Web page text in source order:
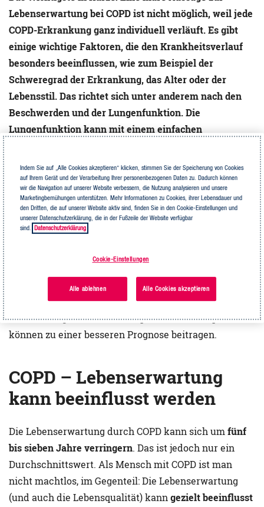
Lebenserwartung bei COPD ist nicht möglich, weil jede
COPD-Erkrankung ganz individuell verläuft. Es gibt
einige wichtige Faktoren, die den Krankheitsverlauf
besonders beeinflussen, wie zum Beispiel der
Schweregrad der Erkrankung, das Alter oder der
Lebensstil. Das richtet sich unter anderem nach den
Beschwerden und der Lungenfunktion. Die
Lungenfunktion kann mit einem einfachen
COPD bestimmen, der wiederum aussagekräftig für die
Prognose ist. Doch wie das Ergebnis auch ausfällt: Es
gibt Möglichkeiten, die Prognose durch gutes
Selbstmanagement und eine passende Therapie zu
COPD kann dieLebenserwartung vermindern
inwieweit, das bestimmen Sie aber mit: Ein gutes
Selbstmanagement und eine passende Therapie
können zu einer besseren Prognose beitragen.
COPD – Lebenserwartung
kann beeinflusst werden
Die Lebenserwartung durch COPD kann sich um fünf
bis sieben Jahre verringern. Das ist jedoch nur ein
Durchschnittswert. Als Mensch mit COPD ist man
nicht machtlos, im Gegenteil: Die Lebenserwartung
(und auch die Lebensqualität) kann gezielt beeinflusst
Indem Sie auf „Alle Cookies akzeptieren“ klicken, stimmen Sie der Speicherung von Cookies
auf Ihrem Gerät und der Verarbeitung Ihrer personenbezogenen Daten zu. Dadurch können
wir die Navigation auf unserer Website verbessern, die Nutzung analysieren und unsere
Marketingbemühungen unterstützen. Mehr Informationen zu Cookies, ihrer Lebensdauer und
den Dritten, die auf unserer Website aktiv sind, finden Sie in den Cookie-Einstellungen und
unserer Datenschutzerklärung, die in der Fußzeile der Website verfügbar
sind.
Datenschutzerklärung
Cookie-Einstellungen
Alle ablehnen Alle Cookies akzeptieren